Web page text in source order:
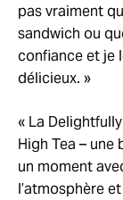
pas vraiment
sandwich ou
confiance et je
délicieux. »
« La
High Tea – une
un moment
l’atmosphère